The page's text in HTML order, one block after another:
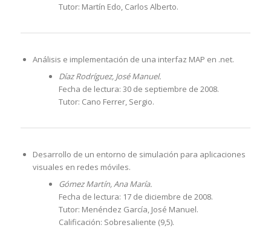
Tutor: Martín Edo, Carlos Alberto.
Análisis e implementación de una interfaz MAP en .net.
Díaz Rodríguez, José Manuel.
Fecha de lectura: 30 de septiembre de 2008.
Tutor: Cano Ferrer, Sergio.
Desarrollo de un entorno de simulación para aplicaciones
visuales en redes móviles.
Gómez Martín, Ana María.
Fecha de lectura: 17 de diciembre de 2008.
Tutor: Menéndez García, José Manuel.
Calificación: Sobresaliente (9,5).